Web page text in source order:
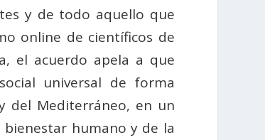
y de todo aquello que
online de científicos de
el acuerdo apela a que
universal de forma
del Mediterráneo, en un
humano y de la